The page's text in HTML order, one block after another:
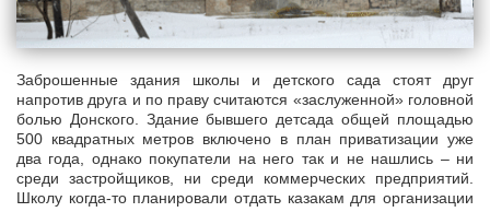
Заброшенные здания школы и детского сада стоят друг
напротив друга и по праву считаются «заслуженной» головной
болью Донского. Здание бывшего детсада общей площадью
500 квадратных метров включено в план приватизации уже
два года, однако покупатели на него так и не нашлись – ни
среди застройщиков, ни среди коммерческих предприятий.
Школу когда-то планировали отдать казакам для организации